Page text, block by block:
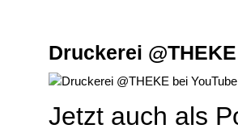
Druckerei @THEKE
Jetzt auch als